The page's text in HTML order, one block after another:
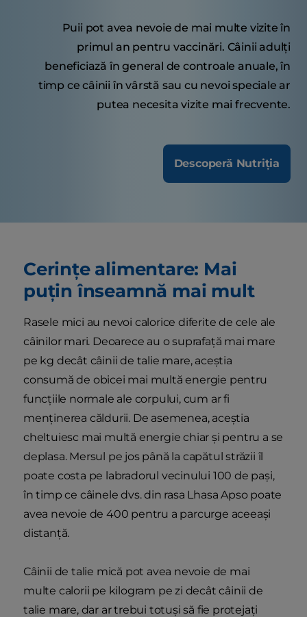
Puii pot avea nevoie de mai multe vizite în
primul an pentru vaccinări. Câinii adulți
beneficiază în general de controale anuale, în
timp ce câinii în vârstă sau cu nevoi speciale ar
putea necesita vizite mai frecvente.
Descoperă Nutriția
Cerințe alimentare: Mai
puțin înseamnă mai mult
Rasele mici au nevoi calorice diferite de cele ale
câinilor mari. Deoarece au o suprafață mai mare
pe kg decât câinii de talie mare, aceștia
consumă de obicei mai multă energie pentru
funcțiile normale ale corpului, cum ar fi
menținerea căldurii. De asemenea, aceștia
cheltuiesc mai multă energie chiar și pentru a se
deplasa. Mersul pe jos până la capătul străzii îl
poate costa pe labradorul vecinului 100 de pași,
în timp ce câinele dvs. din rasa Lhasa Apso poate
avea nevoie de 400 pentru a parcurge aceeași
distanță.
Câinii de talie mică pot avea nevoie de mai
multe calorii pe kilogram pe zi decât câinii de
talie mare, dar ar trebui totuși să fie protejați